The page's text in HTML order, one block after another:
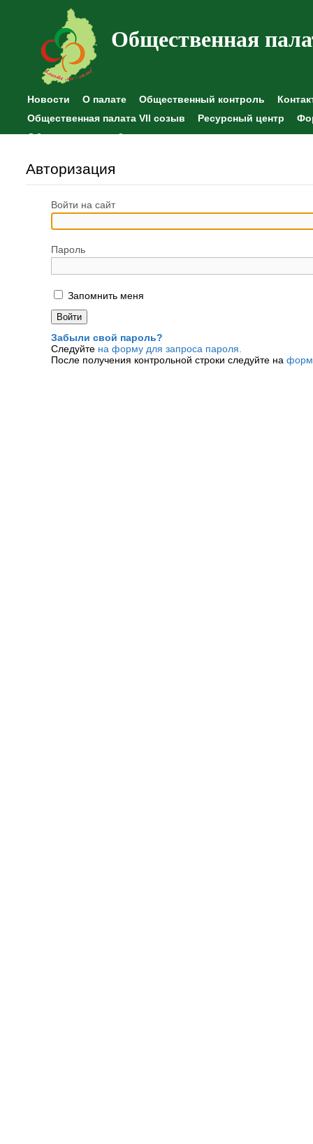
Общественная
Новости О палате Общественный контроль
Общественная палата VII созыв
Ресурсный центр
Общественные наблюдения
Авторизация
Войти на сайт
Пароль
Запомнить меня
Забыли свой пароль?
Следуйте на форму для запроса пароля.
После получения контрольной строки следуйте на